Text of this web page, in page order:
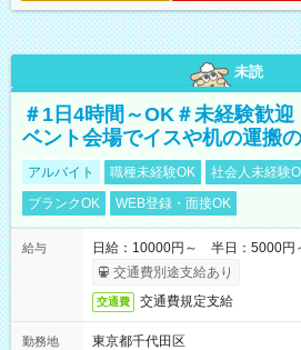
未読
＃1日4時間～OK＃未経験歓迎
ベント会場でイスや机の運搬
アルバイト 職種未経験OK 社会人未経験
ブランクOK
WEB登録・面接OK
給与
日給：10000円～ 半日：5000円
交通費別途支給あり
交通費 交通費規定支給
勤務地
東京都千代田区